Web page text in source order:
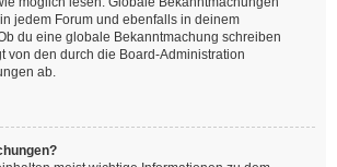
jedem Forum und ebenfalls in deinem
du eine globale Bekanntmachung schreiben
von den durch die Board-Administration
ab.